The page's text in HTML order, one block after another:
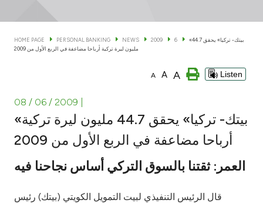
Cards
Banking Tiers
Investment
Tools & Services
HOME PAGE PERSONAL BANKING NEWS 2009 6
«بيتك- تركيا» يحقق 44.7
مليون ليرة تركية أرباحا مضاعفة في الربع الأول من 2009
A A A Listen
08 / 06 / 2009
«بيتك- تركيا» يحقق 44.7 مليون ليرة تركية
أرباحا مضاعفة في الربع الأول من 2009
العمر: ثقتنا بالسوق التركي أساس نجاحنا فيه
قال الرئيس التنفيذي لبيت التمويل الكويتي (بيتك) رئيس